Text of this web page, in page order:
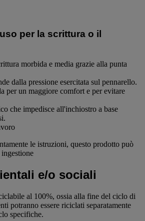
per la scrittura o il
morbida e media grazie alla punta
dalla pressione esercitata sul pennarello.
per un maggiore comfort e per evitare
che impedisce all'inchiostro a base
le istruzioni, questo prodotto può
e/o sociali
al 100%, ossia alla fine del ciclo di
potranno essere riciclati separatamente
specifiche.